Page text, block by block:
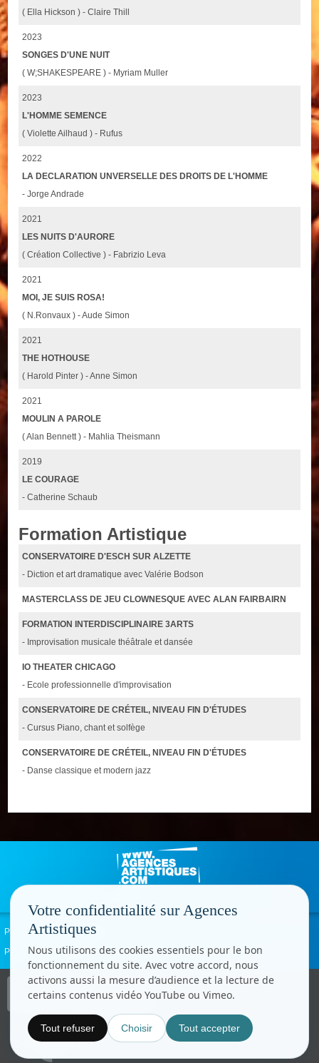
( Ella Hickson ) - Claire Thill
2023
SONGES D'UNE NUIT
( W;SHAKESPEARE ) - Myriam Muller
2023
L'HOMME SEMENCE
( Violette Ailhaud ) - Rufus
2022
LA DECLARATION UNVERSELLE DES DROITS DE L'HOMME
- Jorge Andrade
2021
LES NUITS D'AURORE
( Création Collective ) - Fabrizio Leva
2021
MOI, JE SUIS ROSA!
( N.Ronvaux ) - Aude Simon
2021
THE HOTHOUSE
( Harold Pinter ) - Anne Simon
2021
MOULIN A PAROLE
( Alan Bennett ) - Mahlia Theismann
2019
LE COURAGE
- Catherine Schaub
Formation Artistique
CONSERVATOIRE D'ESCH SUR ALZETTE
- Diction et art dramatique avec Valérie Bodson
MASTERCLASS DE JEU CLOWNESQUE AVEC ALAN FAIRBAIRN
FORMATION INTERDISCIPLINAIRE 3ARTS
- Improvisation musicale théâtrale et dansée
IO THEATER CHICAGO
- Ecole professionnelle d'improvisation
CONSERVATOIRE DE CRÉTEIL, NIVEAU FIN D'ÉTUDES
- Cursus Piano, chant et solfège
CONSERVATOIRE DE CRÉTEIL, NIVEAU FIN D'ÉTUDES
- Danse classique et modern jazz
Politique de confidentialité
Paramètres cookies
Copyright © CC.Comunication
Tous droits réservés
Votre confidentialité sur Agences
Artistiques
Nous utilisons des cookies essentiels pour le bon
fonctionnement du site. Avec votre accord, nous
activons aussi la mesure d’audience et la lecture de
certains contenus vidéo YouTube ou Vimeo.
Tout refuser Choisir Tout accepter